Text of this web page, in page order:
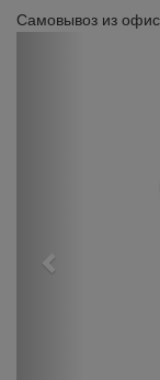
Самовывоз из